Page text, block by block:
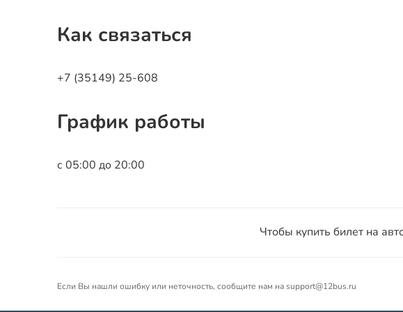
Как связаться
+7 (35149) 25-608
График работы
с 05:00 до 20:00
Чтобы купить билет на
Если Вы нашли ошибку или неточность, сообщите нам на support@12bus.ru